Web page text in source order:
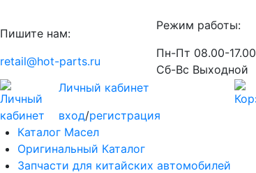
Пишите нам:
retail@hot-parts.ru
Режим работы:
Пн-Пт 08.00-17.00
Сб-Вс Выходной
Личный кабинет
вход/регистрация
Каталог Масел
Оригинальный Каталог
Запчасти для китайских автомобилей